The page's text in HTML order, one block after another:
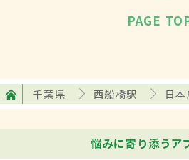
PAGE
千葉県 西船橋駅 日
悩みに寄り添うア